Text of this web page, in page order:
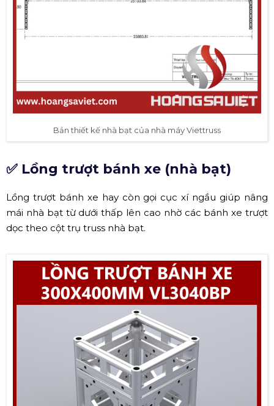
Bản thiết kế nhà bạt của nhà máy Viettruss
✅ Lồng trượt bánh xe (nhà bạt)
Lồng trượt bánh xe hay còn gọi cục xí ngầu giúp nâng
mái nhà bạt từ dưới thấp lên cao nhờ các bánh xe trượt
dọc theo cột trụ truss nhà bạt.